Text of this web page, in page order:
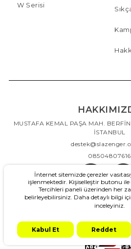
W Serisi
MUSTAFA KEMAL PAŞA MAH.
İSTANBUL
08504807616
İnternet sitemizde çerezler
işlenmektedir. Kişiselleştir butonu ile
Tercihleri paneli üzerinden her
belirleyebilirsiniz. Daha detaylı bilgi
inceleyiniz.
Kabul Et Reddet